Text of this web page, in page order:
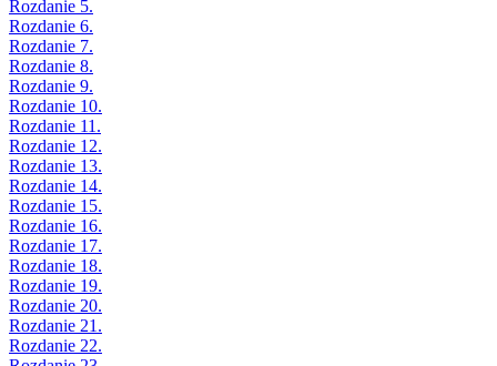
Rozdanie 5.
Rozdanie 6.
Rozdanie 7.
Rozdanie 8.
Rozdanie 9.
Rozdanie 10.
Rozdanie 11.
Rozdanie 12.
Rozdanie 13.
Rozdanie 14.
Rozdanie 15.
Rozdanie 16.
Rozdanie 17.
Rozdanie 18.
Rozdanie 19.
Rozdanie 20.
Rozdanie 21.
Rozdanie 22.